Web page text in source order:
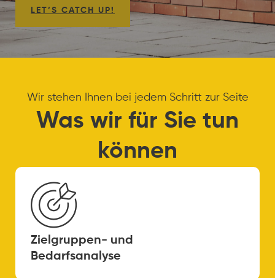
LET’S CATCH UP!
Wir stehen Ihnen bei jedem Schritt zur Seite
Was wir für Sie tun
können
Zielgruppen- und
Bedarfsanalyse